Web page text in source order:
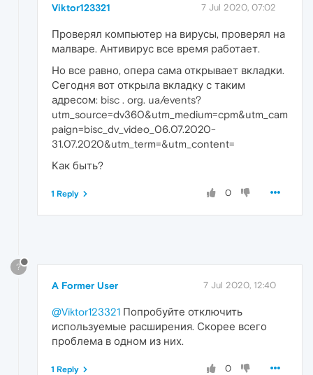
Viktor123321 7 Jul 2020, 07:02
Проверял компьютер на вирусы, проверял на
малваре. Антивирус все время работает.
Но все равно, опера сама открывает вкладки.
Сегодня вот открыла вкладку с таким
адресом: bisc . org. ua/events?
utm_source=dv360&utm_medium=cpm&utm_cam
paign=bisc_dv_video_06.07.2020-
31.07.2020&utm_term=&utm_content=
Как быть?
0
1 Reply
?
A Former User 7 Jul 2020, 12:40
@Viktor123321 Попробуйте отключить
используемые расширения. Скорее всего
проблема в одном из них.
0
1 Reply